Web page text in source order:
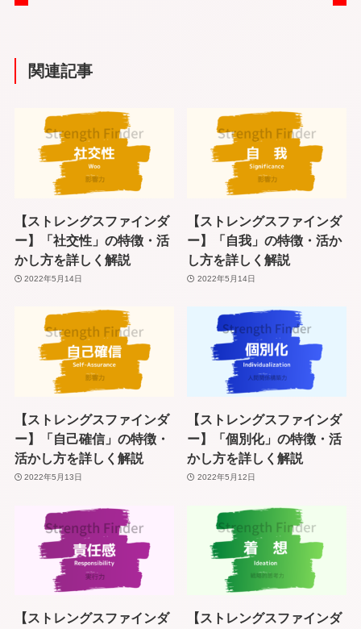
関連記事
【ストレングスファインダ
ー】「社交性」の特徴・活
かし方を詳しく解説
2022年5月14日
【ストレングスファインダ
ー】「自我」の特徴・活か
し方を詳しく解説
2022年5月14日
【ストレングスファインダ
ー】「自己確信」の特徴・
活かし方を詳しく解説
2022年5月13日
【ストレングスファインダ
ー】「個別化」の特徴・活
かし方を詳しく解説
2022年5月12日
【ストレングスファインダ
【ストレングスファインダ